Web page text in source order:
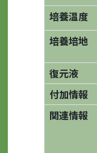
培養温度
培養培地
復元液
付加情報
関連情報